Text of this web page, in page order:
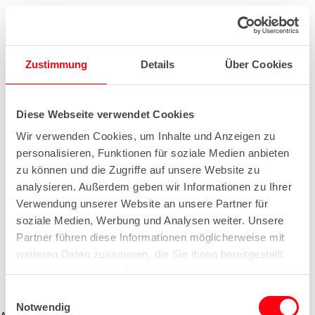
Zustimmung Details Über Cookies
Diese Webseite verwendet Cookies
Wir verwenden Cookies, um Inhalte und Anzeigen zu
personalisieren, Funktionen für soziale Medien anbieten
zu können und die Zugriffe auf unsere Website zu
analysieren. Außerdem geben wir Informationen zu Ihrer
Verwendung unserer Website an unsere Partner für
soziale Medien, Werbung und Analysen weiter. Unsere
Partner führen diese Informationen möglicherweise mit
weiteren Daten zusammen, die Sie ihnen bereitgestellt
Notwendig